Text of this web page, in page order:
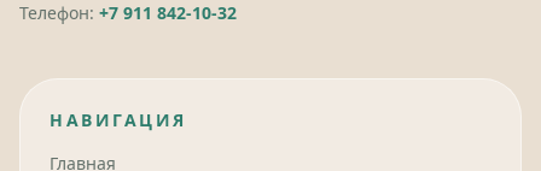
Телефон: +7 911 842-10-32
НАВИГАЦИЯ
Главная